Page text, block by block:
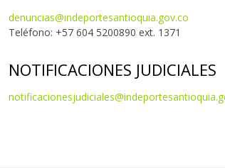
denuncias@indeportesantioquia.gov.co
Teléfono: +57 604 5200890 ext. 1371
NOTIFICACIONES JUDICIALES